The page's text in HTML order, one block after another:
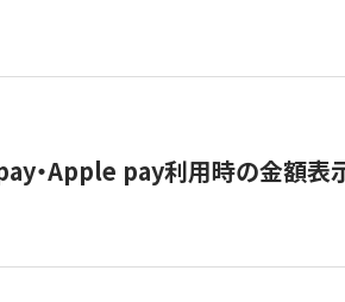
・Apple pay利用時の金額表